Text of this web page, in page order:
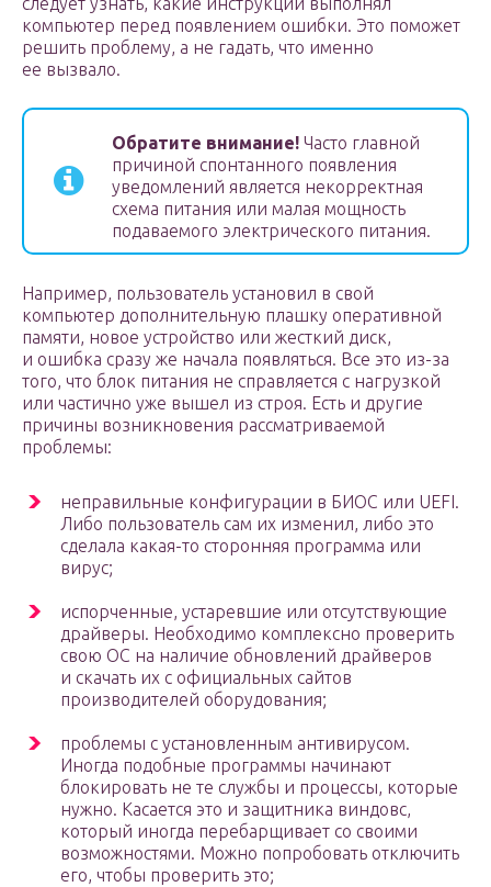
компьютер перед появлением ошибки. Это поможет
решить проблему, а не гадать, что именно
ее вызвало.
Обратите внимание! Часто главной
причиной спонтанного появления
уведомлений является некорректная
схема питания или малая мощность
подаваемого электрического питания.
Например, пользователь установил в свой
компьютер дополнительную плашку оперативной
памяти, новое устройство или жесткий диск,
и ошибка сразу же начала появляться. Все это из-за
того, что блок питания не справляется с нагрузкой
или частично уже вышел из строя. Есть и другие
причины возникновения рассматриваемой
проблемы:
неправильные конфигурации в БИОС или UEFI.
Либо пользователь сам их изменил, либо это
сделала какая-то сторонняя программа или
вирус;
испорченные, устаревшие или отсутствующие
драйверы. Необходимо комплексно проверить
свою ОС на наличие обновлений драйверов
и скачать их с официальных сайтов
производителей оборудования;
проблемы с установленным антивирусом.
Иногда подобные программы начинают
блокировать не те службы и процессы, которые
нужно. Касается это и защитника виндовс,
который иногда перебарщивает со своими
возможностями. Можно попробовать отключить
его, чтобы проверить это;